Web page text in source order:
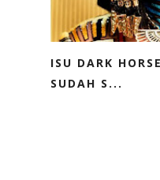
ISU DARK
SUDAH S...